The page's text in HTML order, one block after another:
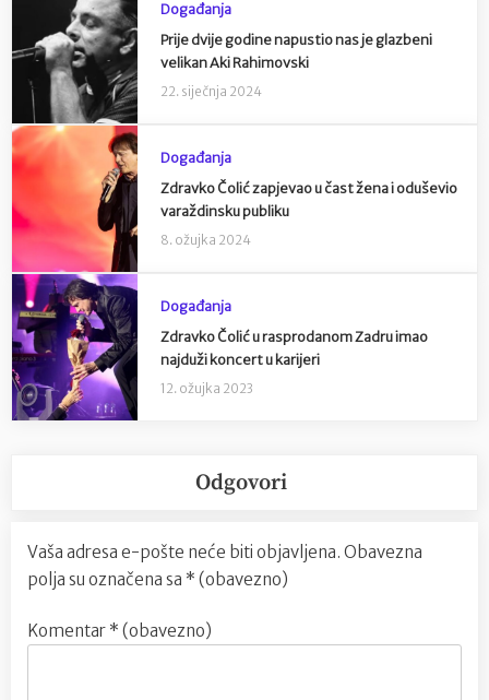
Događanja
Prije dvije godine napustio nas je glazbeni
velikan Aki Rahimovski
22. siječnja 2024
Događanja
Zdravko Čolić zapjevao u čast žena i oduševio
varaždinsku publiku
8. ožujka 2024
Događanja
Zdravko Čolić u rasprodanom Zadru imao
najduži koncert u karijeri
12. ožujka 2023
Odgovori
Vaša adresa e-pošte neće biti objavljena. Obavezna
polja su označena sa * (obavezno)
Komentar * (obavezno)